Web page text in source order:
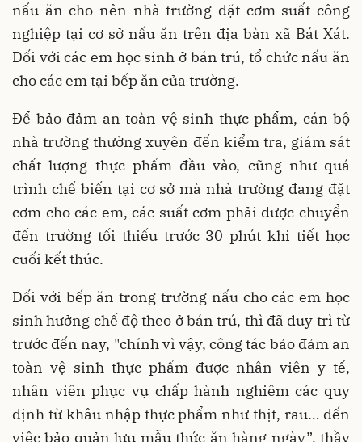
nấu ăn cho nên nhà trường đặt cơm suất công
nghiệp tại cơ sở nấu ăn trên địa bàn xã Bát Xát.
Đối với các em học sinh ở bán trú, tổ chức nấu ăn
cho các em tại bếp ăn của trường.
Để bảo đảm an toàn vệ sinh thực phẩm, cán bộ
nhà trường thường xuyên đến kiểm tra, giám sát
chất lượng thực phẩm đầu vào, cũng như quá
trình chế biến tại cơ sở mà nhà trường đang đặt
cơm cho các em, các suất cơm phải được chuyển
đến trường tối thiếu trước 30 phút khi tiết học
cuối kết thúc.
Đối với bếp ăn trong trường nấu cho các em học
sinh hưởng chế độ theo ở bán trú, thì đã duy trì từ
trước đến nay, "chính vì vậy, công tác bảo đảm an
toàn vệ sinh thực phẩm được nhân viên y tế,
nhân viên phục vụ chấp hành nghiêm các quy
định từ khâu nhập thực phẩm như thịt, rau… đến
việc bảo quản lưu mẫu thức ăn hàng ngày”, thầy